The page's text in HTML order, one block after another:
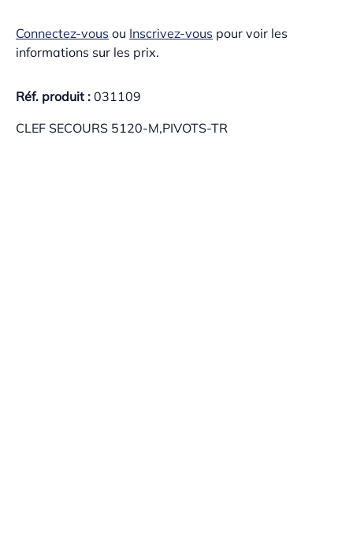
Connectez-vous ou Inscrivez-vous pour voir les
informations sur les prix.
Réf. produit : 031109
CLEF SECOURS 5120-M,PIVOTS-TR